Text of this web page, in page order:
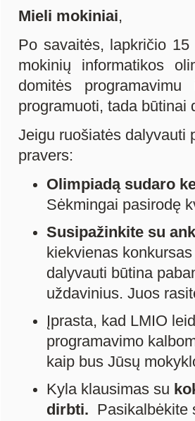
Mieli mokiniai,
Po savaitės, lapkričio
mokinių informatikos
domitės
programuoti, tada būtinai
Jeigu ruošiatės dalyvauti
pravers:
Olimpiadą sudaro
Sėkmingai pasirodę
Susipažinkite su
kiekvienas
dalyvauti būtina
uždavinius. Juos
Įprasta, kad LMIO
programavimo
kaip bus Jūsų
Kyla klausimas su
dirbti. Pasikalbėkite